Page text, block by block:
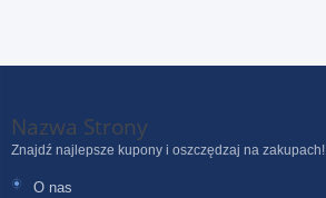
Nazwa Strony
Znajdź najlepsze kupony i oszczędzaj na zakupach!
O nas